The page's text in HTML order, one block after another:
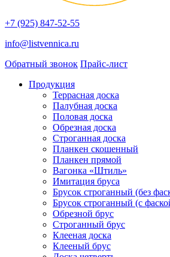
+7 (925) 847-52-55
info@listvennica.ru
Обратный звонок Прайс-лист
Продукция
Террасная доска
Палубная доска
Половая доска
Обрезная доска
Строганная доска
Планкен скошенный
Планкен прямой
Вагонка «Штиль»
Имитация бруса
Брусок строганный (без
Брусок строганный (с
Обрезной брус
Строганный брус
Клееная доска
Клееный брус